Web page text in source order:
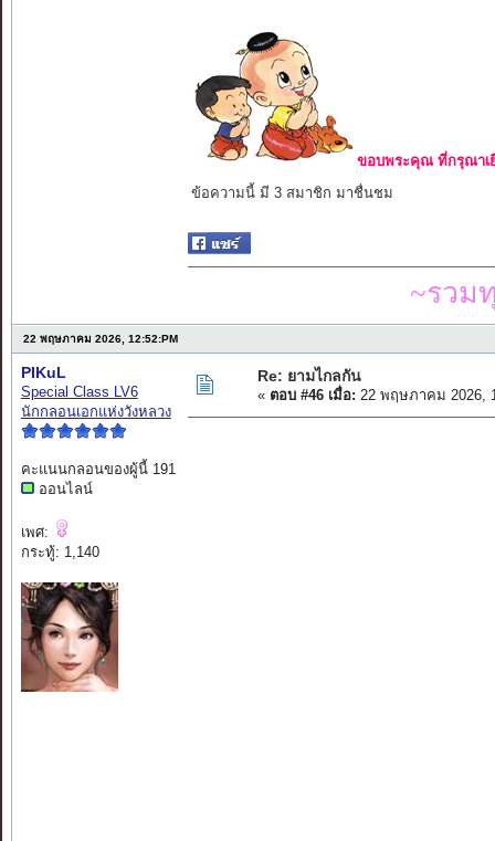
ขอบพระคุณ ที่กรุณาเ
ข้อความนี้ มี 3 สมาชิก มาชื่นชม
~รวม
22 พฤษภาคม 2026, 12:52:PM
PIKuL
Special Class LV6
นักกลอนเอกแห่งวังหลวง
คะแนนกลอนของผู้นี้ 191
ออนไลน์
เพศ:
กระทู้: 1,140
Re: ยามไกลกัน
« ตอบ #46 เมื่อ: 22 พฤษภาคม 2026,